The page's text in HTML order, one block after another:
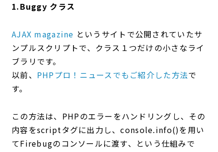
1.Buggy クラス
AJAX magazine というサイトで公開されていたサ
ンプルスクリプトで、クラス１つだけの小さなライ
ブラリです。
以前、 PHPプロ！ニュースでもご紹介した方法で
す。
この方法は、PHPのエラーをハンドリングし、その
内容をscriptタグに出力し、console.info()を用い
てFirebugのコンソールに渡す、という仕組みで